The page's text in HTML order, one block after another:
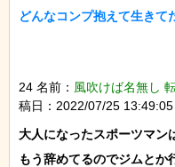
どんなコンプ抱えて生きて
24 名前： 風吹けば名無し
稿日：2022/07/25
大人になったスポーツマン
もう辞めてるのでジムとか